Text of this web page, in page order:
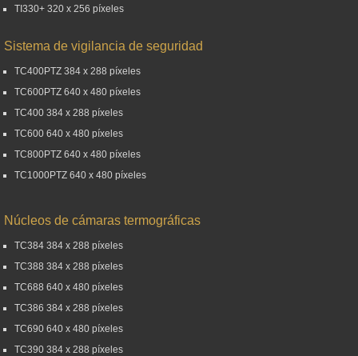
TI330+ 320 x 256 píxeles
Sistema de vigilancia de seguridad
TC400PTZ 384 x 288 píxeles
TC600PTZ 640 x 480 píxeles
TC400 384 x 288 píxeles
TC600 640 x 480 píxeles
TC800PTZ 640 x 480 píxeles
TC1000PTZ 640 x 480 píxeles
Núcleos de cámaras termográficas
TC384 384 x 288 píxeles
TC388 384 x 288 píxeles
TC688 640 x 480 píxeles
TC386 384 x 288 píxeles
TC690 640 x 480 píxeles
TC390 384 x 288 píxeles